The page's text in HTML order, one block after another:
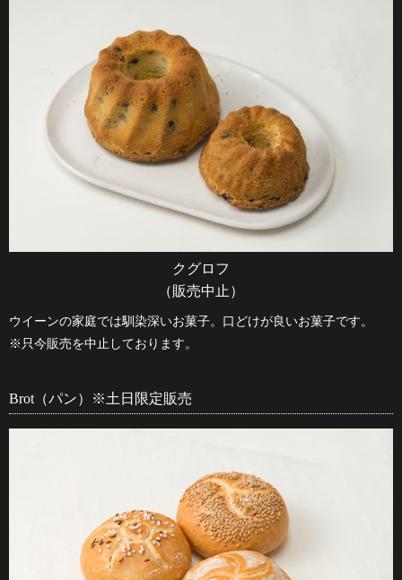
クグロフ
（販売中止）
ウイーンの家庭では馴染深いお菓子。口どけが良いお菓子です。
※只今販売を中止しております。
Brot（パン）※土日限定販売